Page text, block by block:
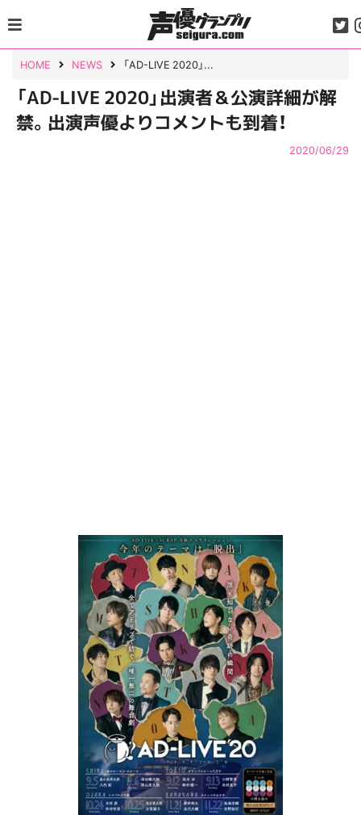
to
content
HOME NEWS 「AD-LIVE 2020」...
「AD-LIVE 2020」出演者＆公演詳細が解
禁。出演声優よりコメントも到着！
2020/06/29